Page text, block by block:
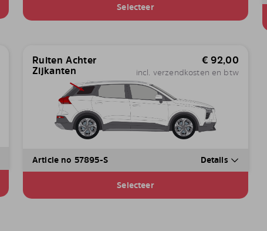
Selecteer
Ruiten Achter
Zijkanten
€ 92,00
incl. verzendkosten en btw
Article no 57895-S Details
Selecteer